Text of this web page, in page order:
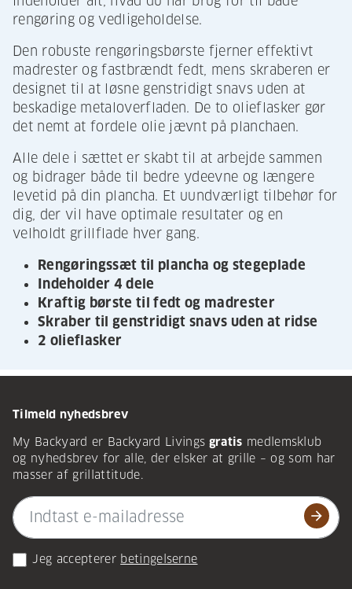
rengøring og vedligeholdelse.
Den robuste rengøringsbørste fjerner effektivt
madrester og fastbrændt fedt, mens skraberen er
designet til at løsne genstridigt snavs uden at
beskadige metaloverfladen. De to olieflasker gør
det nemt at fordele olie jævnt på planchaen.
Alle dele i sættet er skabt til at arbejde sammen
og bidrager både til bedre ydeevne og længere
levetid på din plancha. Et uundværligt tilbehør for
dig, der vil have optimale resultater og en
velholdt grillflade hver gang.
Rengøringssæt til plancha og stegeplade
Indeholder 4 dele
Kraftig børste til fedt og madrester
Skraber til genstridigt snavs uden at ridse
2 olieflasker
Tilmeld nyhedsbrev
My Backyard er Backyard Livings gratis medlemsklub
og nyhedsbrev for alle, der elsker at grille – og som har
masser af grillattitude.
arrow_forward
Jeg accepterer betingelserne